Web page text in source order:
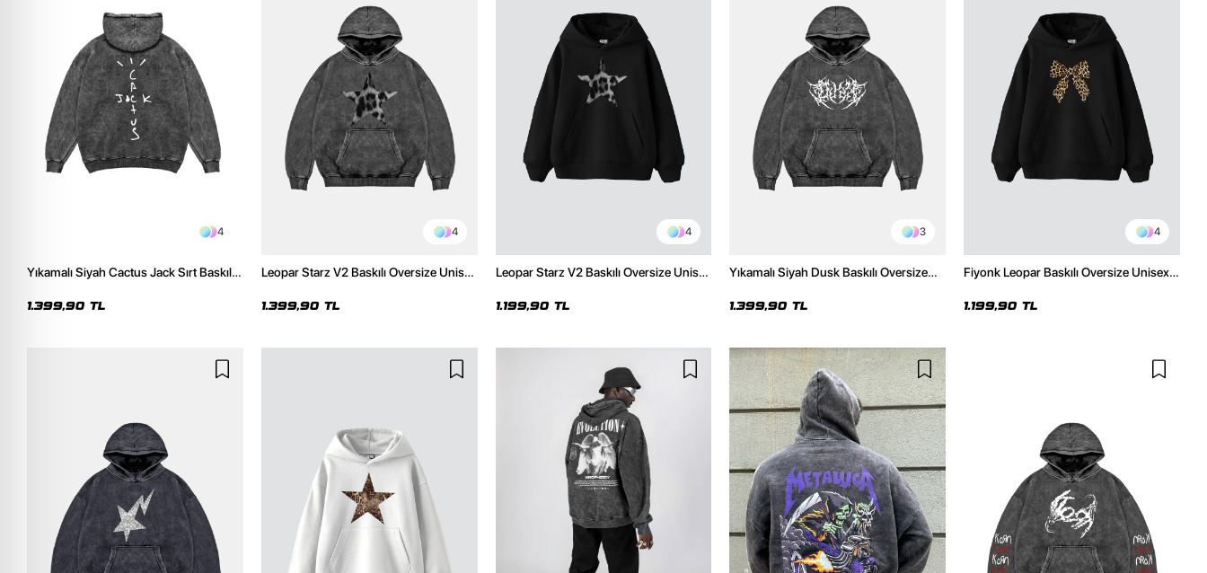
4
Yıkamalı Siyah Cactus Jack Sırt Baskılı
1.399,90 TL
4
Leopar Starz V2 Baskılı Oversize Unisex
1.399,90 TL
4
Leopar Starz V2 Baskılı Oversize Unisex
1.199,90 TL
3
Yıkamalı Siyah Dusk Baskılı Oversize
1.399,90 TL
4
Fiyonk Leopar Baskılı Oversize Unisex
1.199,90 TL